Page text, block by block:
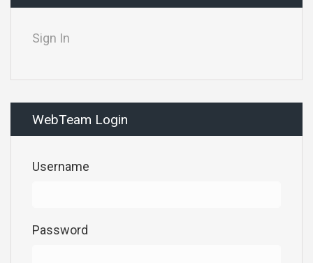
Sign In
WebTeam Login
Username
Password